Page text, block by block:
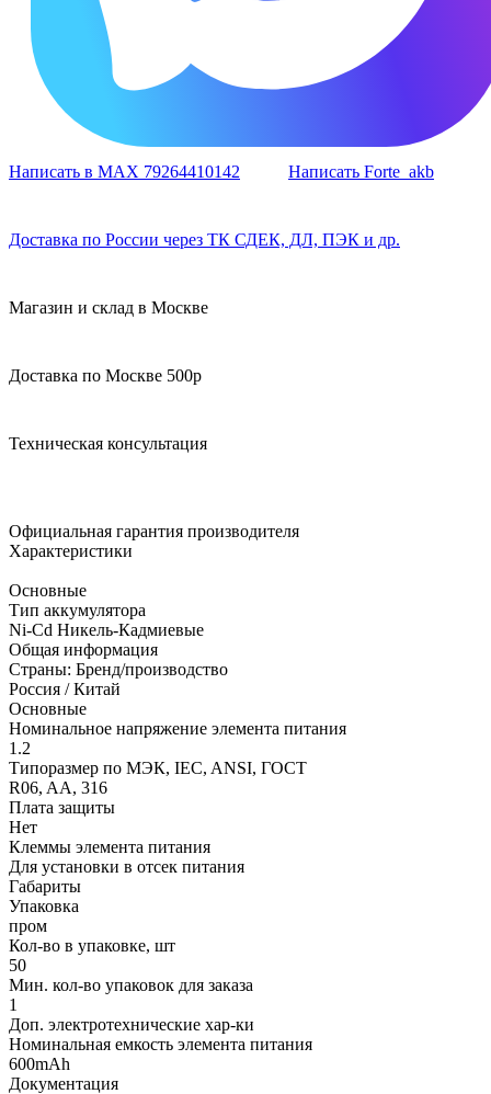
Написать в MAX 79264410142 Написать Forte_akb
Доставка по России через ТК СДЕК, ДЛ, ПЭК и др.
Магазин и склад в Москве
Доставка по Москве 500р
Техническая консультация
Официальная гарантия производителя
Характеристики
Основные
Тип аккумулятора
Ni-Cd Никель-Кадмиевые
Общая информация
Страны: Бренд/производство
Россия / Китай
Основные
Номинальное напряжение элемента питания
1.2
Типоразмер по МЭК, IEC, ANSI, ГОСТ
R06, AA, 316
Плата защиты
Нет
Клеммы элемента питания
Для установки в отсек питания
Габариты
Упаковка
пром
Кол-во в упаковке, шт
50
Мин. кол-во упаковок для заказа
1
Доп. электротехнические хар-ки
Номинальная емкость элемента питания
600mAh
Документация